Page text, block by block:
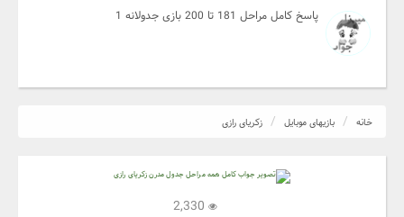
پاسخ کامل مراحل 181 تا 200 بازی جدولانه 1
خانه بازیهای موبایل زکریای رازی